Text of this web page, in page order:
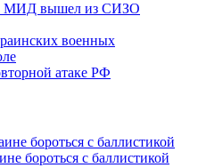
МИД вышел из СИЗО
военных
атаке РФ
бороться с баллистикой